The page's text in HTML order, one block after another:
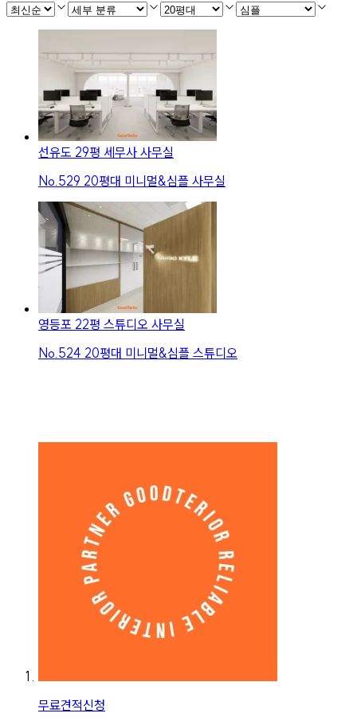
선유도 29평 세무사 사무실
No. 529 20평대 미니멀&심플 사무실
영등포 22평 스튜디오 사무실
No. 524 20평대 미니멀&심플 스튜디오
무료견적신청